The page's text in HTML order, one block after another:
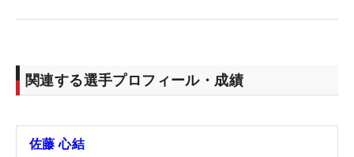
関連する選手プロフィール・成績
佐藤 心結